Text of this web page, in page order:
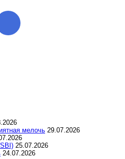
мелочь 29.07.2026
25.07.2026
24.07.2026